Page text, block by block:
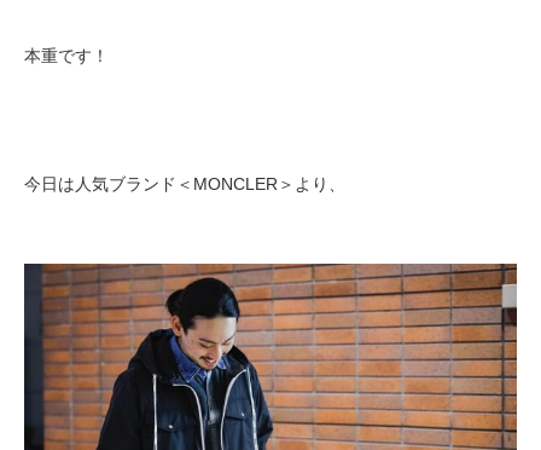
本重です！
今日は人気ブランド＜MONCLER＞より、